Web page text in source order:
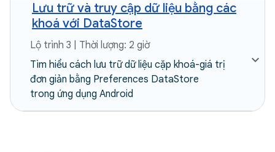
Lưu trữ và truy cập dữ liệu bằng các
khoá với DataStore
Lộ trình 3 | Thời lượng: 2 giờ
Tìm hiểu cách lưu trữ dữ liệu cặp khoá-giá trị
đơn giản bằng Preferences DataStore
trong ứng dụng Android